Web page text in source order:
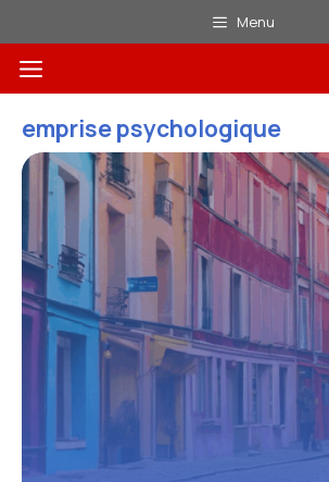
au
contenu
Menu
Menu
emprise psychologique